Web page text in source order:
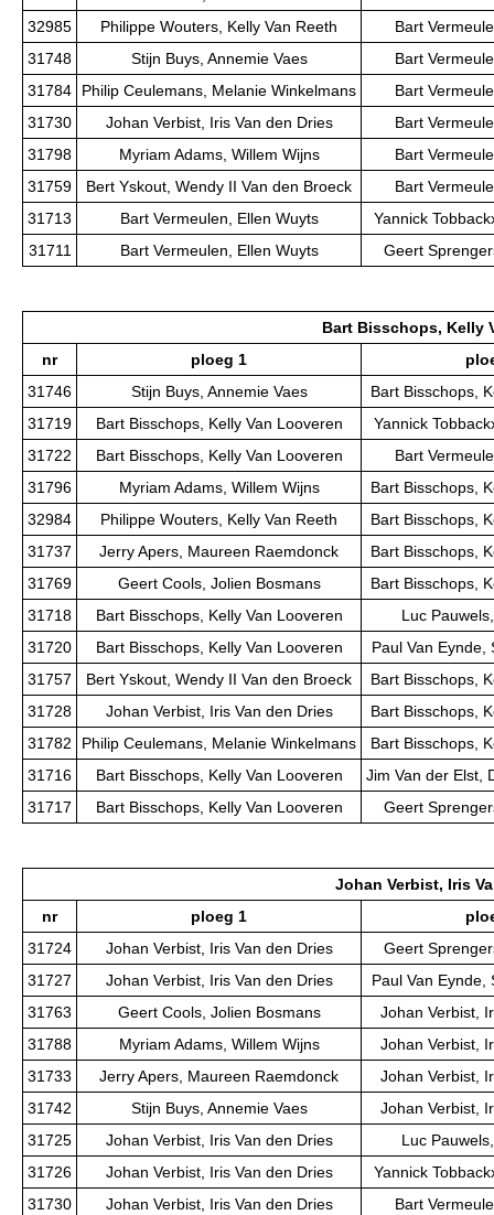
32985
Philippe Wouters, Kelly Van Reeth
Bart
31748
Stijn Buys, Annemie Vaes
Bart
31784
Philip Ceulemans, Melanie Winkelmans
Bart
31730
Johan Verbist, Iris Van den Dries
Bart
31798
Myriam Adams, Willem Wijns
Bart
31759
Bert Yskout, Wendy II Van den Broeck
Bart
31713
Bart Vermeulen, Ellen Wuyts
Yannick
31711
Bart Vermeulen, Ellen Wuyts Geert
Bart Bisschops, Kelly
nr
ploeg 1
31746
Stijn Buys, Annemie Vaes
Bart Bisschops,
31719
Bart Bisschops, Kelly Van Looveren
Yannick
31722
Bart Bisschops, Kelly Van Looveren
Bart
31796
Myriam Adams, Willem Wijns
Bart Bisschops,
32984
Philippe Wouters, Kelly Van Reeth
Bart Bisschops,
31737
Jerry Apers, Maureen Raemdonck
Bart Bisschops,
31769
Geert Cools, Jolien Bosmans
Bart Bisschops,
31718
Bart Bisschops, Kelly Van Looveren
Luc
31720
Bart Bisschops, Kelly Van Looveren
Paul Van Eynde,
31757
Bert Yskout, Wendy II Van den Broeck
Bart Bisschops,
31728
Johan Verbist, Iris Van den Dries
Bart Bisschops,
31782
Philip Ceulemans, Melanie Winkelmans
Bart Bisschops,
31716
Bart Bisschops, Kelly Van Looveren
Jim Van der Elst,
31717
Bart Bisschops, Kelly Van Looveren Geert
Johan Verbist, Iris
nr
ploeg 1
31724
Johan Verbist, Iris Van den Dries
Geert
31727
Johan Verbist, Iris Van den Dries
Paul Van Eynde,
31763
Geert Cools, Jolien Bosmans
Johan Verbist,
31788
Myriam Adams, Willem Wijns
Johan Verbist,
31733
Jerry Apers, Maureen Raemdonck
Johan Verbist,
31742
Stijn Buys, Annemie Vaes
Johan Verbist,
31725
Johan Verbist, Iris Van den Dries
Luc
31726
Johan Verbist, Iris Van den Dries
Yannick
31730
Johan Verbist, Iris Van den Dries
Bart